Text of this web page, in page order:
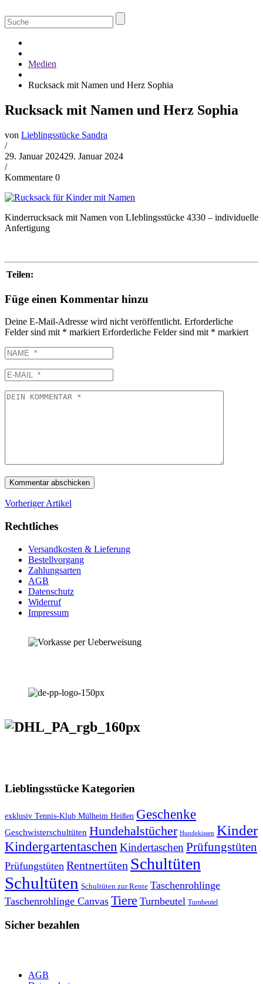
Suche
nach:
Medien
Rucksack mit Namen und Herz Sophia
Rucksack mit Namen und Herz Sophia
von Lieblingsstücke Sandra
/
29. Januar 202429. Januar 2024
/
Kommentare 0
Kinderrucksack mit Namen von LIeblingsstücke 4330 – individuelle
Anfertigung
Teilen:
Füge einen Kommentar hinzu
Deine E-Mail-Adresse wird nicht veröffentlicht. Erforderliche
Felder sind mit * markiert Erforderliche Felder sind mit * markiert
Vorheriger Artikel
Rechtliches
Versandkosten & Lieferung
Bestellvorgang
Zahlungsarten
AGB
Datenschutz
Widerruf
Impressum
Lieblingsstücke Kategorien
exklusiv Tennis-Klub Mülheim Heißen Geschenke
Geschwisterschultüten Hundehalstücher Hundekissen Kinder
Kindergartentaschen Kindertaschen Prüfungstüten
Prüfungstüten Rentnertüten Schultüten
Schultüten Schultüten zur Rente Taschenrohlinge
Taschenrohlinge Canvas Tiere Turnbeutel Turnbeutel
Sicher bezahlen
AGB